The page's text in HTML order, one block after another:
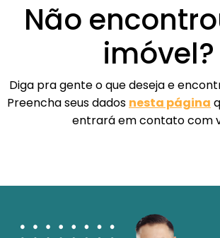
Não
imóvel?
Diga pra gente o que deseja e
Preencha seus dados nesta página
entrará em contato com